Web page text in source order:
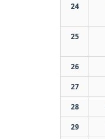
24
25
26
27
28
29